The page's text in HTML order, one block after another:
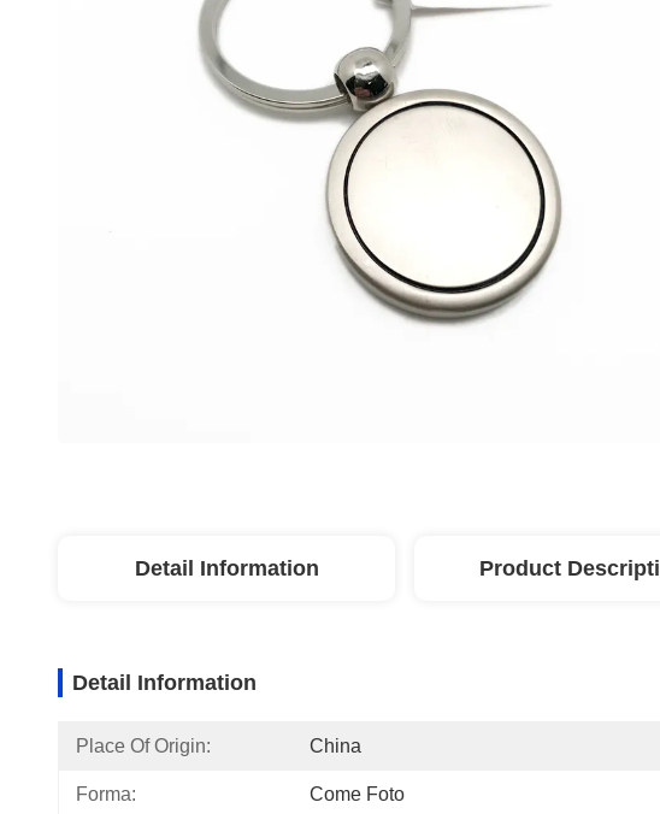
Detail Information Product
Detail Information
Place Of Origin: China
Forma: Come Foto